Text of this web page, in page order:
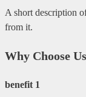
A short description
from it.
Why Choose Us
benefit 1